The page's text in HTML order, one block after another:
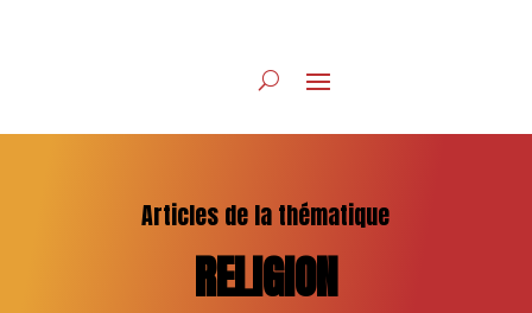
Articles de la thématique
RELIGION